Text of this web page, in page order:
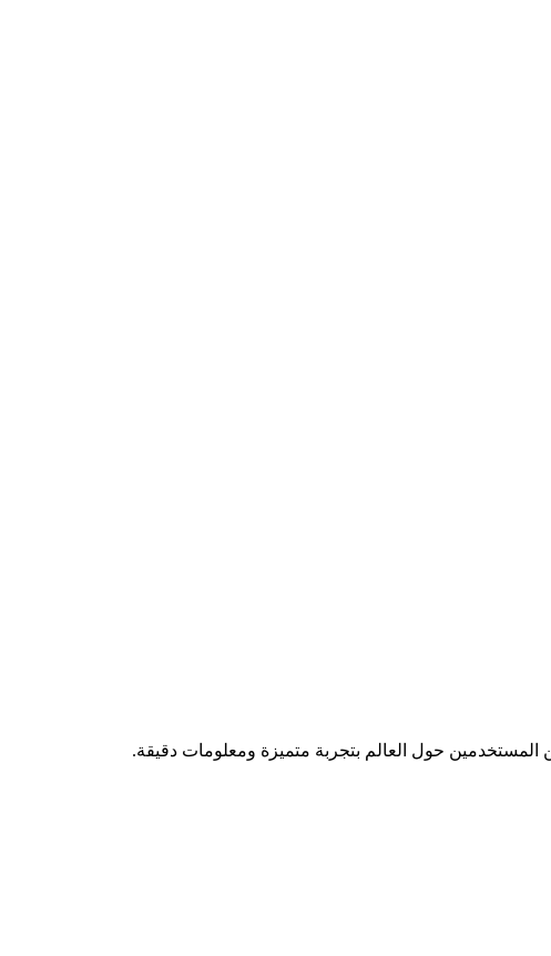
المستخدمين حول العالم بتجربة متميزة ومعلومات دقيقة.